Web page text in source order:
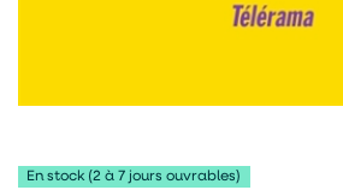
En stock (2 à 7 jours ouvrables)